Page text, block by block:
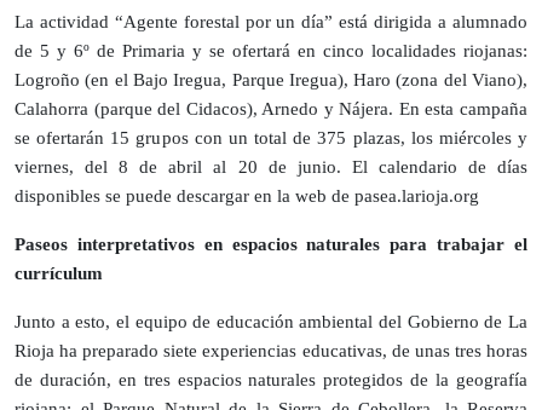
La actividad “Agente forestal por un día” está dirigida a alumnado
de 5 y 6º de Primaria y se ofertará en cinco localidades riojanas:
Logroño (en el Bajo Iregua, Parque Iregua), Haro (zona del Viano),
Calahorra (parque del Cidacos), Arnedo y Nájera. En esta campaña
se ofertarán 15 grupos con un total de 375 plazas, los miércoles y
viernes, del 8 de abril al 20 de junio. El calendario de días
disponibles se puede descargar en la web de pasea.larioja.org
Paseos interpretativos en espacios naturales para trabajar el
currículum
Junto a esto, el equipo de educación ambiental del Gobierno de La
Rioja ha preparado siete experiencias educativas, de unas tres horas
de duración, en tres espacios naturales protegidos de la geografía